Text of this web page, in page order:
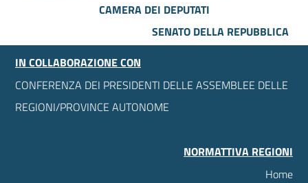
CAMERA DEI DEPUTATI
SENATO DELLA REPUBBLICA
IN COLLABORAZIONE CON
CONFERENZA DEI PRESIDENTI DELLE ASSEMBLEE DELLE
REGIONI/PROVINCE AUTONOME
NORMATTIVA REGIONI
Home